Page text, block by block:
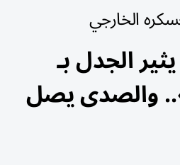
الخارجي
الجدل بـ
والصدى يصل